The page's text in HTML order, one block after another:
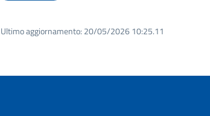
Ultimo aggiornamento: 20/05/2026 10:25.11